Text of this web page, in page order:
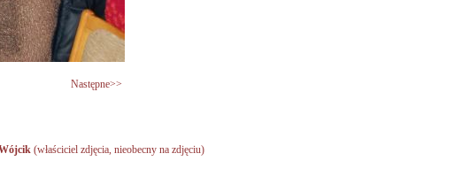
Następne>>
(właściciel zdjęcia, nieobecny na zdjęciu)